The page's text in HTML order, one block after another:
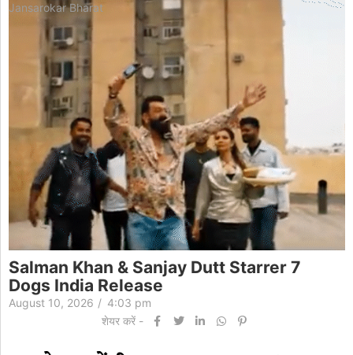
Jansarokar Bharat
Salman Khan & Sanjay Dutt Starrer 7
Dogs India Release
August 10, 2026 / 4:03 pm
शेयर करें -